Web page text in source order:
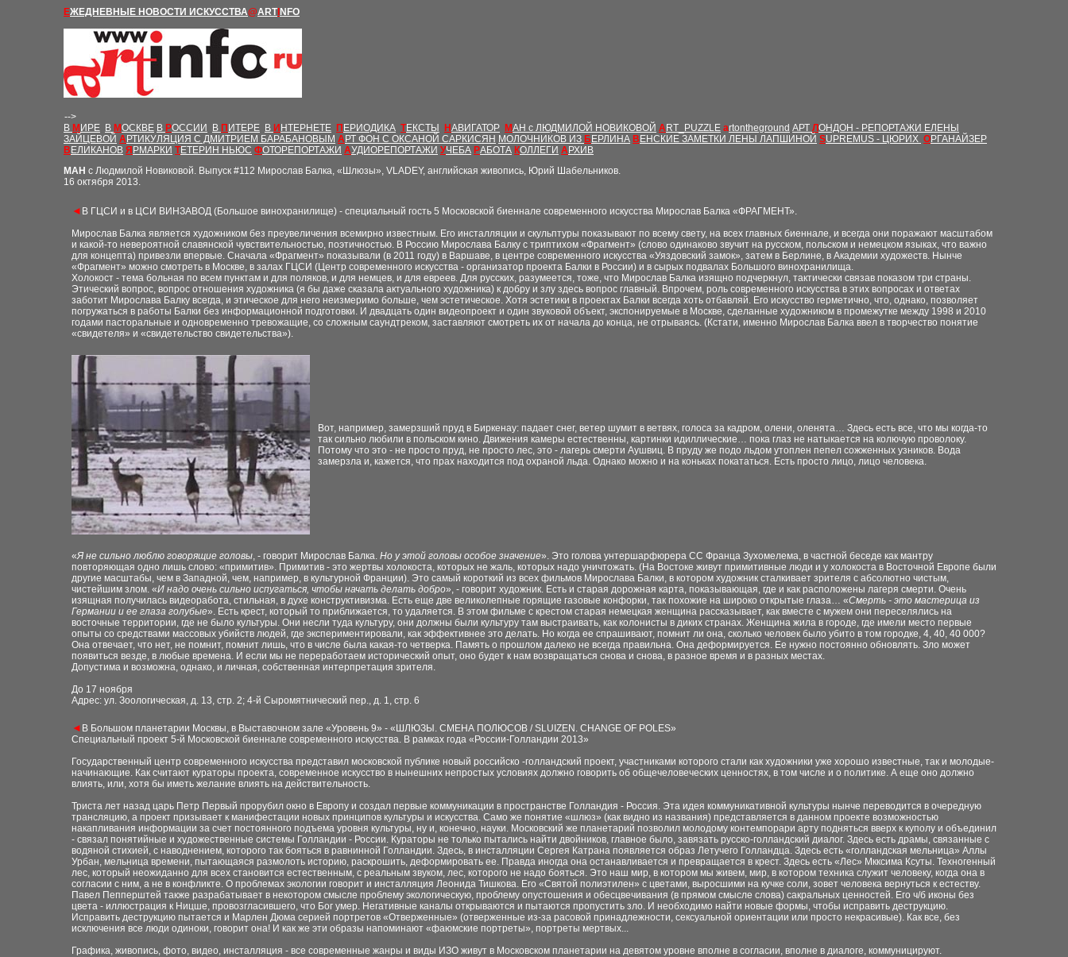
ЕЖЕДНЕВНЫЕ Н ОВОСТИ ИСКУССТВА@ARTI NFO
-->
В М ИРЕ В МОСКВЕ В РОССИИ В П ИТЕРЕ В И НТЕРНЕТЕ П ЕРИОДИКА ТЕКСТЫ Н АВИГАТОР МАН с ЛЮДМИЛОЙ НОВИКОВОЙ ART_PUZZLE artontheground АРТ ЛОНДОН - РЕПОРТАЖИ ЕЛЕНЫ
ЗАЙЦЕВОЙ АРТИКУЛЯЦИЯ С ДМИТРИЕМ БАРАБАНОВЫМ АРТ ФОН С ОКСАНОЙ САРКИСЯН МОЛОЧНИКОВ ИЗ БЕРЛИНА В ЕНСКИЕ ЗАМЕТКИ ЛЕНЫ ЛАПШИНОЙ SUPREMUS - ЦЮРИХ ОРГАНАЙЗЕР
В ЕЛИКАНОВ Я РМАРКИ ТЕТЕРИН НЬЮС ФОТОРЕПОРТАЖИ АУДИОРЕПОРТАЖИ УЧЕБА РАБОТА КОЛЛЕГИ АРХИВ
МАН с Людмилой Новиковой. Выпуск #112 Мирослав Балка, «Шлюзы», VLADEY, английская живопись, Юрий Шабельников.
16 октября 2013.
◄ В ГЦСИ и в ЦСИ ВИНЗАВОД (Большое винохранилище) - специальный гость 5 Московской биеннале современного искусства Мирослав Балка «ФРАГМЕНТ».
Мирослав Балка является художником без преувеличения всемирно известным. Его инсталляции и скульптуры показывают по всему свету, на всех главных биеннале, и всегда они поражают масштабом
и какой-то невероятной славянской чувствительностью, поэтичностью. В Россию Мирослава Балку с триптихом «Фрагмент» (слово одинаково звучит на русском, польском и немецком языках, что важно
для концепта) привезли впервые. Сначала «Фрагмент» показывали (в 2011 году) в Варшаве, в центре современного искусства «Уяздовский замок», затем в Берлине, в Академии художеств. Нынче
«Фрагмент» можно смотреть в Москве, в залах ГЦСИ (Центр современного искусства - организатор проекта Балки в России) и в сырых подвалах Большого винохранилища.
Холокост - тема больная по всем пунктам и для поляков, и для немцев, и для евреев. Для русских, разумеется, тоже, что Мирослав Балка изящно подчеркнул, тактически связав показом три страны.
Этический вопрос, вопрос отношения художника (я бы даже сказала актуального художника) к добру и злу здесь вопрос главный. Впрочем, роль современного искусства в этих вопросах и ответах
заботит Мирослава Балку всегда, и этическое для него неизмеримо больше, чем эстетическое. Хотя эстетики в проектах Балки всегда хоть отбавляй. Его искусство герметично, что, однако, позволяет
погружаться в работы Балки без информационной подготовки. И двадцать один видеопроект и один звуковой объект, экспонируемые в Москве, сделанные художником в промежутке между 1998 и 2010
годами пасторальные и одновременно тревожащие, со сложным саундтреком, заставляют смотреть их от начала до конца, не отрываясь. (Кстати, именно Мирослав Балка ввел в творчество понятие
«свидетеля» и «свидетельство свидетельства»).
Вот, например, замерзший пруд в Биркенау: падает снег, ветер шумит в ветвях, голоса за кадром, олени, оленята… Здесь есть все, что мы когда-то
так сильно любили в польском кино. Движения камеры естественны, картинки идиллические… пока глаз не натыкается на колючую проволоку.
Потому что это - не просто пруд, не просто лес, это - лагерь смерти Аушвиц. В пруду же подо льдом утоплен пепел сожженных узников. Вода
замерзла и, кажется, что прах находится под охраной льда. Однако можно и на коньках покататься. Есть просто лицо, лицо человека.
«Я не сильно люблю говорящие головы, - говорит Мирослав Балка. Но у этой головы особое значение». Это голова унтершарфюрера СС Франца Зухомелема, в частной беседе как мантру
повторяющая одно лишь слово: «примитив». Примитив - это жертвы холокоста, которых не жаль, которых надо уничтожать. (На Востоке живут примитивные люди и у холокоста в Восточной Европе были
другие масштабы, чем в Западной, чем, например, в культурной Франции). Это самый короткий из всех фильмов Мирослава Балки, в котором художник сталкивает зрителя с абсолютно чистым,
чистейшим злом. «И надо очень сильно испугаться, чтобы начать делать добро», - говорит художник. Есть и старая дорожная карта, показывающая, где и как расположены лагеря смерти. Очень
изящная получилась видеоработа, стильная, в духе конструктивизма. Есть еще две великолепные горящие газовые конфорки, так похожие на широко открытые глаза… «Смерть - это мастерица из
Германии и ее глаза голубые». Есть крест, который то приближается, то удаляется. В этом фильме с крестом старая немецкая женщина рассказывает, как вместе с мужем они переселялись на
восточные территории, где не было культуры. Они несли туда культуру, они должны были культуру там выстраивать, как колонисты в диких странах. Женщина жила в городе, где имели место первые
опыты со средствами массовых убийств людей, где экспериментировали, как эффективнее это делать. Но когда ее спрашивают, помнит ли она, сколько человек было убито в том городке, 4, 40, 40 000?
Она отвечает, что нет, не помнит, помнит лишь, что в числе была какая-то четверка. Память о прошлом далеко не всегда правильна. Она деформируется. Ее нужно постоянно обновлять. Зло может
появиться везде, в любые времена. И если мы не переработаем исторический опыт, оно будет к нам возвращаться снова и снова, в разное время и в разных местах.
Допустима и возможна, однако, и личная, собственная интерпретация зрителя.
До 17 ноября
Адрес: ул. Зоологическая, д. 13, стр. 2; 4-й Сыромятнический пер., д. 1, стр. 6
◄ В Большом планетарии Москвы, в Выставочном зале «Уровень 9» - «ШЛЮЗЫ. СМЕНА ПОЛЮСОВ / SLUIZEN. CHANGE OF POLES»
Специальный проект 5-й Московской биеннале современного искусства. В рамках года «России-Голландии 2013»
Государственный центр современного искусства представил московской публике новый российско -голландский проект, участниками которого стали как художники уже хорошо известные, так и молодые-
начинающие. Как считают кураторы проекта, современное искусство в нынешних непростых условиях должно говорить об общечеловеческих ценностях, в том числе и о политике. А еще оно должно
влиять, или, хотя бы иметь желание влиять на действительность.
Триста лет назад царь Петр Первый прорубил окно в Европу и создал первые коммуникации в пространстве Голландия - Россия. Эта идея коммуникативной культуры нынче переводится в очередную
трансляцию, а проект призывает к манифестации новых принципов культуры и искусства. Само же понятие «шлюз» (как видно из названия) представляется в данном проекте возможностью
накапливания информации за счет постоянного подъема уровня культуры, ну и, конечно, науки. Московский же планетарий позволил молодому контемпорари арту подняться вверх к куполу и объединил
- связал понятийные и художественные системы Голландии - России. Кураторы не только пытались найти двойников, главное было, завязать русско-голландский диалог. Здесь есть драмы, связанные с
водяной стихией, с наводнением, которого так бояться в равнинной Голландии. Здесь, в инсталляции Сергея Катрана появляется образ Летучего Голландца. Здесь есть «голландская мельница» Аллы
Урбан, мельница времени, пытающаяся размолоть историю, раскрошить, деформировать ее. Правда иногда она останавливается и превращается в крест. Здесь есть «Лес» Мкксима Ксуты. Техногенный
лес, который неожиданно для всех становится естественным, с реальным звуком, лес, которого не надо бояться. Это наш мир, в котором мы живем, мир, в котором техника служит человеку, когда она в
согласии с ним, а не в конфликте. О проблемах экологии говорит и инсталляция Леонида Тишкова. Его «Святой полиэтилен» с цветами, выросшими на кучке соли, зовет человека вернуться к естеству.
Павел Пепперштей также разрабатывает в некотором смысле проблему экологическую, проблему опустошения и обесцвечивания (в прямом смысле слова) сакральных ценностей. Его ч/б иконы без
цвета - иллюстрация к Ницше, провозгласившего, что Бог умер. Негативные каналы открываются и пытаются пропустить зло. И необходимо найти новые формы, чтобы исправить деструкцию.
Исправить деструкцию пытается и Марлен Дюма серией портретов «Отверженные» (отверженные из-за расовой принадлежности, сексуальной ориентации или просто некрасивые). Как все, без
исключения все люди одиноки, говорит она! И как же эти образы напоминают «фаюмские портреты», портреты мертвых...
Графика, живопись, фото, видео, инсталляция - все современные жанры и виды ИЗО живут в Московском планетарии на девятом уровне вполне в согласии, вполне в диалоге, коммуницируют.